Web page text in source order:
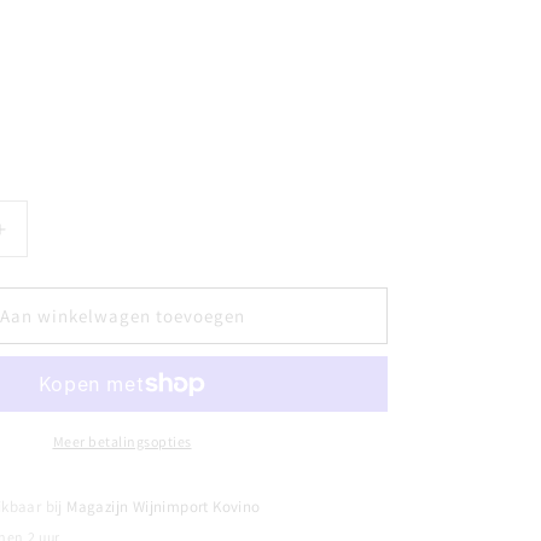
CHÂTEAU
DUCASSE
Grand
Pauillac
Aan winkelwagen toevoegen
Meer betalingsopties
bij Magazijn Wijnimport Kovino
2 uur